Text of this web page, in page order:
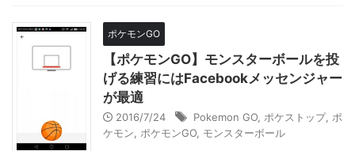
ポケモンGO
【ポケモンGO】モンスターボールを投
げる練習にはFacebookメッセンジャー
が最適
2016/7/24 Pokemon GO ポケストップ, ポ
ケモン
ポケモンGO モンスターボール